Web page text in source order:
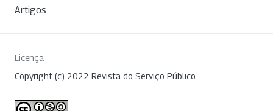
Artigos
Licença
Copyright (c) 2022 Revista do Serviço Público